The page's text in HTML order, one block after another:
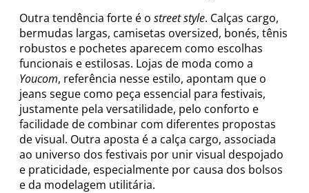
Outra tendência forte é o street style. Calças cargo,
bermudas largas, camisetas oversized, bonés, tênis
robustos e pochetes aparecem como escolhas
funcionais e estilosas. Lojas de moda como a
Youcom, referência nesse estilo, apontam que o
jeans segue como peça essencial para festivais,
justamente pela versatilidade, pelo conforto e
facilidade de combinar com diferentes propostas
de visual. Outra aposta é a calça cargo, associada
ao universo dos festivais por unir visual despojado
e praticidade, especialmente por causa dos bolsos
e da modelagem utilitária.